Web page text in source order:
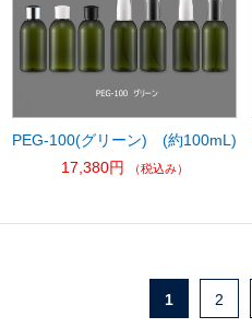
PEG-100(グリーン) (約100mL)
17,380円
（税込み）
1 2